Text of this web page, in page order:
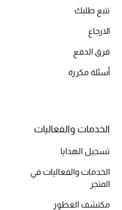
تتبع طلبك
الارجاع
فرق الدفع
أسئلة مكررة
الخدمات والفعاليات
تسجيل الهدايا
الخدمات والفعاليات في
المتجر
مكتشف العطور